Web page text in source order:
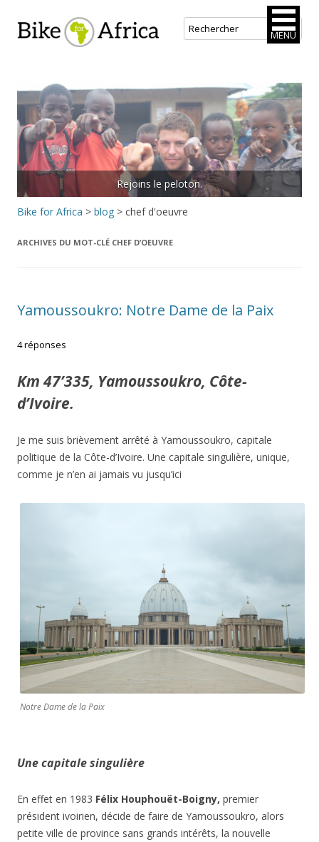
Bike for Africa
contenu
principal
Rejoins le peloton.
Bike for Africa > blog > chef d'oeuvre
ARCHIVES DU MOT-CLÉ CHEF D’OEUVRE
Yamoussoukro: Notre Dame de la Paix
4 réponses
Km 47’335, Yamoussoukro, Côte-
d’Ivoire.
Je me suis brièvement arrêté à Yamoussoukro, capitale
politique de la Côte-d’Ivoire. Une capitale singulière, unique,
comme je n’en ai jamais vu jusqu’ici
Notre Dame de la Paix
Une capitale singulière
En effet en 1983 Félix Houphouët-Boigny, premier
président ivoirien, décide de faire de Yamoussoukro, alors
petite ville de province sans grands intérêts, la nouvelle
MENU